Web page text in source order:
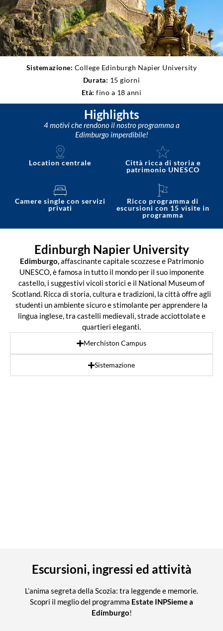
Sistemazione: College Edinburgh Napier University
Durata: 15 giorni
Età: fino a 18 anni
Highlights
4 motivi che rendono il nostro programma a
Edimburgo imperdibile!
Location centrale
Città ricca di storia e
patrimonio UNESCO
Camere single con servizi
privati
Ricco programma di
escursioni con 15 visite in
programma
Edinburgh Napier University
Edimburgo,affascinante capitale scozzese e Patrimonio
UNESCO, è famosa in tutto il mondo per il suo imponente
castello, i suggestivi vicoli storici e il National Museum of
Scotland. Ricca di storia, cultura e tradizioni, la città offre agli
studenti un ambiente sicuro e stimolante per apprendere la
lingua inglese, tra castelli medievali, strade acciottolate e
quartieri eleganti.
Merchiston Campus
Sistemazione
L’anima segreta della Scozia: tra leggende e memorie.
Scopri il meglio del programma Estate INPSieme a
Edimburgo!
Escursioni, ingressi ed attività